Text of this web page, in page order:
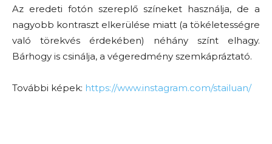
Az eredeti fotón szereplő színeket használja, de a
nagyobb kontraszt elkerülése miatt (a tökéletességre
való törekvés érdekében) néhány színt elhagy.
Bárhogy is csinálja, a végeredmény szemkápráztató.
További képek: https://www.instagram.com/stailuan/